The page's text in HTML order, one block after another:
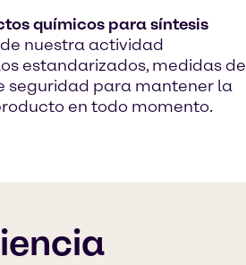
químicos para síntesis
de nuestra actividad
estandarizados, medidas de
seguridad para mantener la
en todo momento.